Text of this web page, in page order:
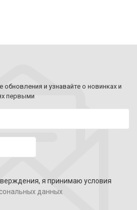
и узнавайте о новинках и
первыми
я принимаю условия
данных